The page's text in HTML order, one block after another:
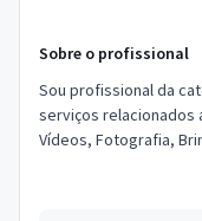
Sobre o profissional
Sou profissional da
serviços relacionados
Vídeos, Fotografia,